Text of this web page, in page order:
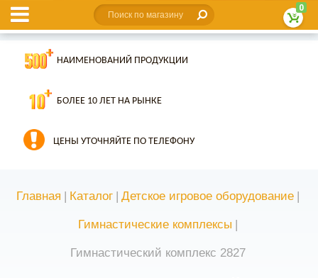
0
НАИМЕНОВАНИЙ ПРОДУКЦИИ
БОЛЕЕ 10 ЛЕТ НА РЫНКЕ
ЦЕНЫ УТОЧНЯЙТЕ ПО ТЕЛЕФОНУ
Главная | Каталог | Детское игровое оборудование |
Гимнастические комплексы |
Гимнастический комплекс 2827